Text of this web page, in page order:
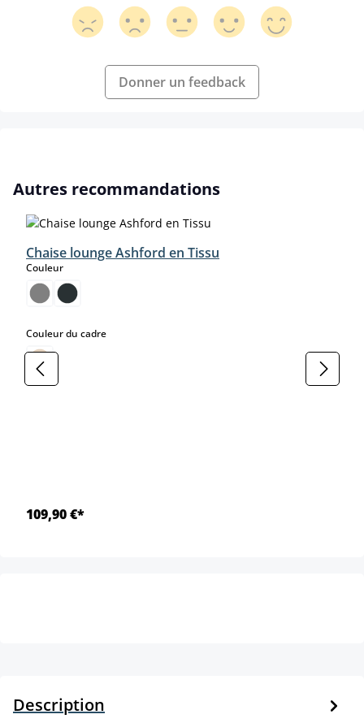
Donner un feedback
Ignorer la galerie de produits
Autres recommandations
Chaise lounge Ashford en Tissu
Couleurselect
Couleur du cadreselect
109,90 €*
Description